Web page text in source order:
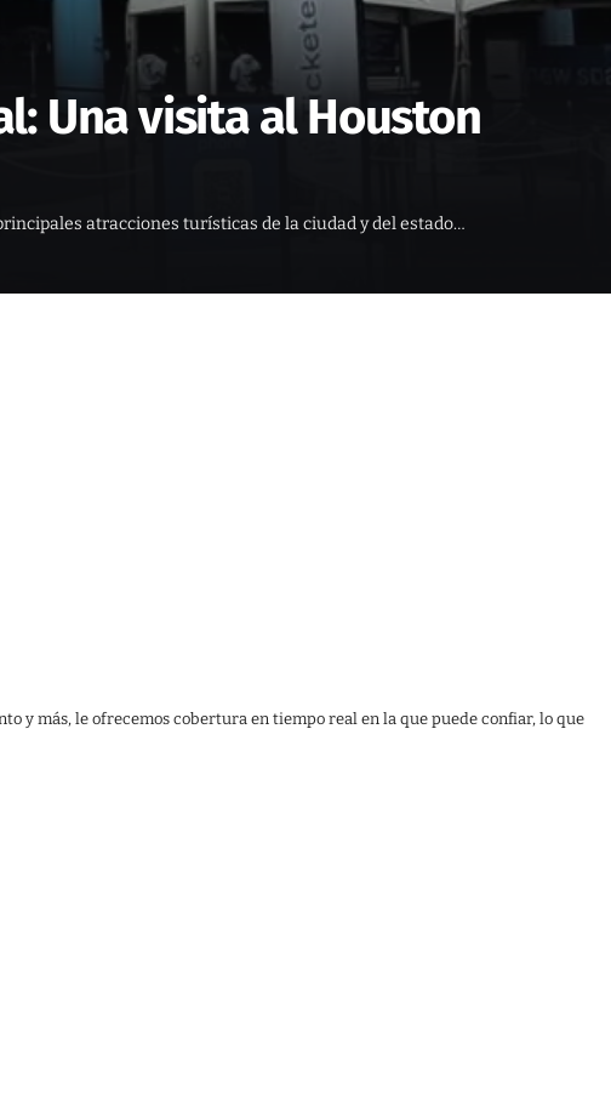
Una visita al Houston
atracciones turísticas de la ciudad y del estado…
y más, le ofrecemos cobertura en tiempo real en la que puede confiar, lo que